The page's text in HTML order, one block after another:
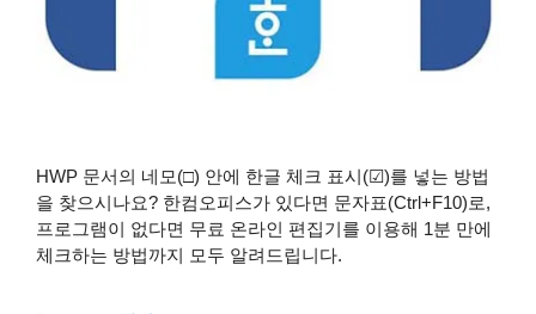
HWP 문서의 네모(□) 안에 한글 체크 표시(☑)를 넣는 방법
을 찾으시나요? 한컴오피스가 있다면 문자표(Ctrl+F10)로,
프로그램이 없다면 무료 온라인 편집기를 이용해 1분 만에
체크하는 방법까지 모두 알려드립니다.